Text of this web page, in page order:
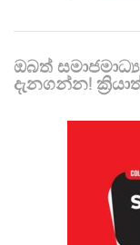
ඔබත්
දැනගන්න!